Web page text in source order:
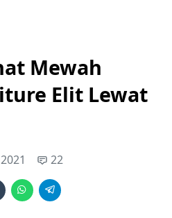
Mewah
Elit Lewat
22